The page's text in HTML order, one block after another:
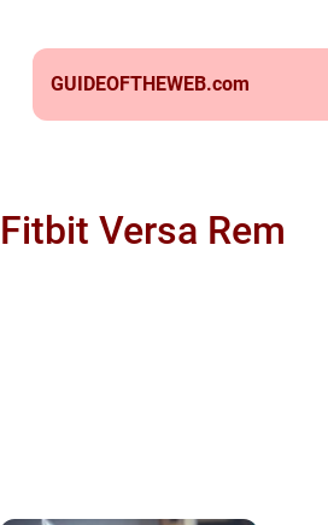
GUIDEOFTHEWEB.com
Fitbit Versa Rem